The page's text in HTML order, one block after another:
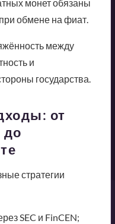
монет обязаны
обмене на фиат.
между
и
государства.
от
до
стратегии
SEC и FinCEN;